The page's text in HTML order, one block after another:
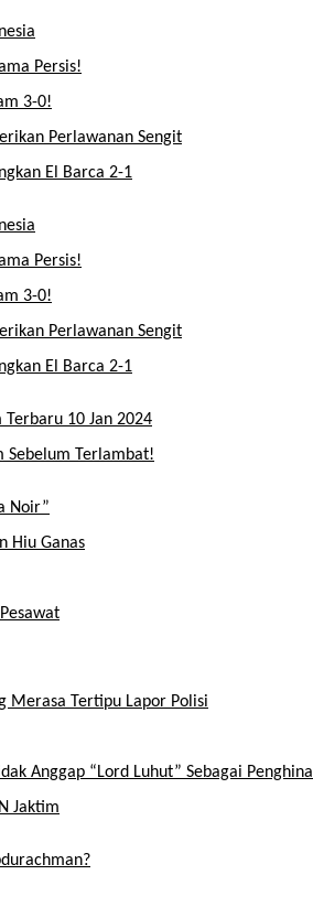
Persis!
3-0!
Perlawanan Sengit
El Barca 2-1
Persis!
3-0!
Perlawanan Sengit
El Barca 2-1
Terbaru 10 Jan 2024
Sebelum Terlambat!
Noir”
Hiu Ganas
Merasa Tertipu Lapor Polisi
Anggap “Lord Luhut” Sebagai
Jaktim